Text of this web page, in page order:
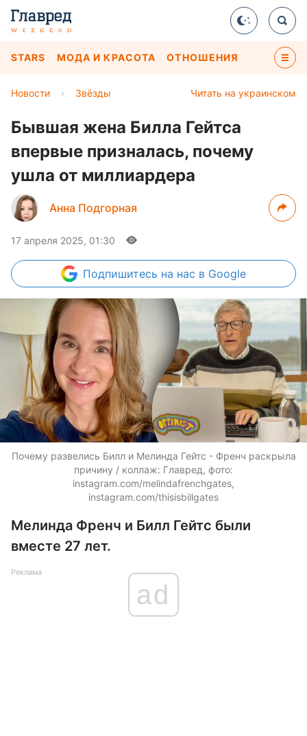
STARS МОДА И КРАСОТА ОТНОШЕНИЯ
Читать на украинском
Новости › Звёзды
Бывшая жена Билла Гейтса
впервые призналась, почему
ушла от миллиардера
Анна Подгорная
17 апреля 2025, 01:30
Подпишитесь на нас в Google
Почему развелись Билл и Мелинда Гейтс - Френч раскрыла
причину / коллаж: Главред, фото:
instagram.com/melindafrenchgates,
instagram.com/thisisbillgates
Мелинда Френч и Билл Гейтс были
вместе 27 лет.
Реклама
ad